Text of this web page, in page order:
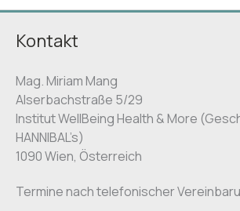
Kontakt
Mag. Miriam Mang
Alserbachstraße 5/29
Institut WellBeing Health & More
HANNIBAL’s)
1090 Wien, Österreich
Termine nach telefonischer